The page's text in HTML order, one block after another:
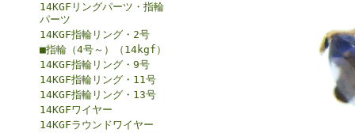
14KGFリングパーツ・指輪
パーツ
14KGF指輪リング・2号
■指輪（4号～）（14kgf）
14KGF指輪リング・9号
14KGF指輪リング・11号
14KGF指輪リング・13号
14KGFワイヤー
14KGFラウンドワイヤー